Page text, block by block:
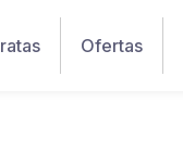
Ofertas